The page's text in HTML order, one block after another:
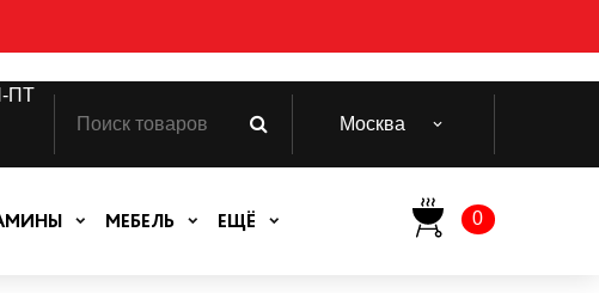
ПТ
Москва
0
МЕБЕЛЬ ЕЩЁ